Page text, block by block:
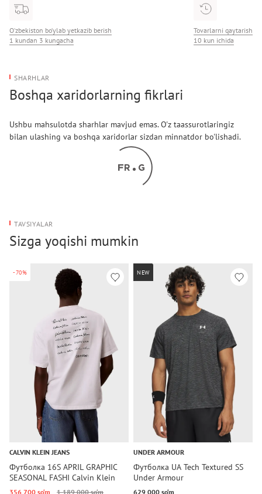
O‘zbekiston bo‘ylab yetkazib berish
1 kundan 3 kungacha
Tovarlarni qaytarish
10 kun ichida
SHARHLAR
Boshqa xaridorlarning fikrlari
Ushbu mahsulotda sharhlar mavjud emas. O'z taassurotlaringiz
bilan ulashing va boshqa xaridorlar sizdan minnatdor bo'lishadi.
TAVSIYALAR
Sizga yoqishi mumkin
-70%
CALVIN KLEIN JEANS
Футболка 16S APRIL GRAPHIC
SEASONAL FASHI Calvin Klein
Jeans
356 700 so‘m 1 189 000 so‘m
NEW
UNDER ARMOUR
Футболка UA Tech Textured SS
Under Armour
629 000 so‘m